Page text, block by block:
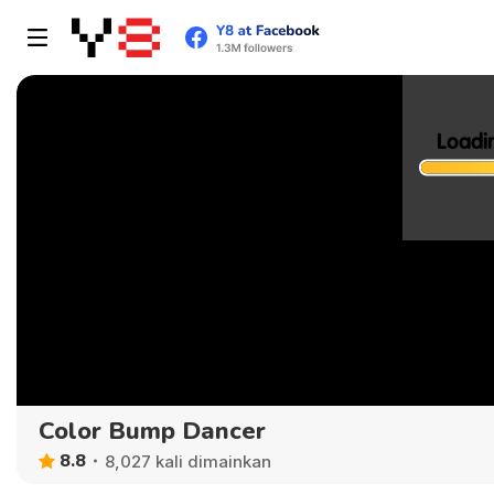
Color Bump Dancer
8.8 8,027 kali dimainkan